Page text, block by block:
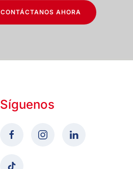
CONTÁCTANOS AHORA
Síguenos